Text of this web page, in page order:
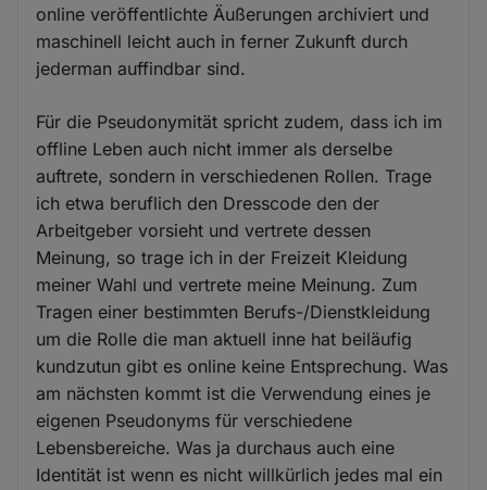
online veröffentlichte Äußerungen archiviert und
maschinell leicht auch in ferner Zukunft durch
jederman auffindbar sind.
Für die Pseudonymität spricht zudem, dass ich im
offline Leben auch nicht immer als derselbe
auftrete, sondern in verschiedenen Rollen. Trage
ich etwa beruflich den Dresscode den der
Arbeitgeber vorsieht und vertrete dessen
Meinung, so trage ich in der Freizeit Kleidung
meiner Wahl und vertrete meine Meinung. Zum
Tragen einer bestimmten Berufs-/Dienstkleidung
um die Rolle die man aktuell inne hat beiläufig
kundzutun gibt es online keine Entsprechung. Was
am nächsten kommt ist die Verwendung eines je
eigenen Pseudonyms für verschiedene
Lebensbereiche. Was ja durchaus auch eine
Identität ist wenn es nicht willkürlich jedes mal ein